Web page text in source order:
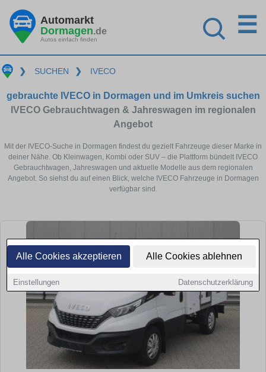
Alle Cookies akzeptieren Alle Cookies ablehnen
Einstellungen Datenschutzerklärung
Automarkt
Dormagen.de
Autos einfach finden
☰
❯ SUCHEN ❯ IVECO
gebrauchte IVECO in Dormagen und im Umkreis suchen
IVECO Gebrauchtwagen & Jahreswagen im regionalen
Angebot
Mit der IVECO-Suche in Dormagen findest du gezielt Fahrzeuge dieser Marke in
deiner Nähe. Ob Kleinwagen, Kombi oder SUV – die Plattform bündelt IVECO
Gebrauchtwagen, Jahreswagen und aktuelle Modelle aus dem regionalen
Angebot. So siehst du auf einen Blick, welche IVECO Fahrzeuge in Dormagen
verfügbar sind.